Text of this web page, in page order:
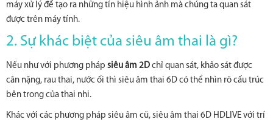
máy xử lý để tạo ra những tín hiệu hình ảnh mà chúng ta quan sát
được trên máy tính.
2. Sự khác biệt của siêu âm thai là gì?
Nếu như với phương pháp siêu âm 2D chỉ quan sát, khảo sát được
cân nặng, rau thai, nước ối thì siêu âm thai 6D có thể nhìn rõ cấu trúc
bên trong của thai nhi.
Khác với các phương pháp siêu âm cũ, siêu âm thai 6D HDLIVE với trí